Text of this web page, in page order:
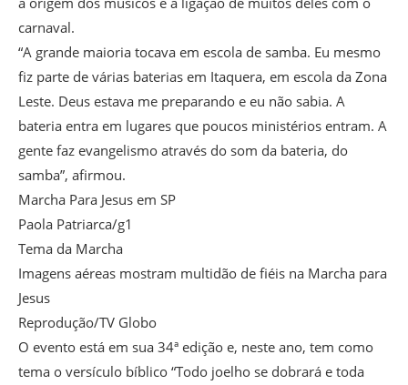
carnaval.
“A grande maioria tocava em escola de samba. Eu mesmo
fiz parte de várias baterias em Itaquera, em escola da Zona
Leste. Deus estava me preparando e eu não sabia. A
bateria entra em lugares que poucos ministérios entram. A
gente faz evangelismo através do som da bateria, do
samba”, afirmou.
Marcha Para Jesus em SP
Paola Patriarca/g1
Tema da Marcha
Imagens aéreas mostram multidão de fiéis na Marcha para
Jesus
Reprodução/TV Globo
O evento está em sua 34ª edição e, neste ano, tem como
tema o versículo bíblico “Todo joelho se dobrará e toda